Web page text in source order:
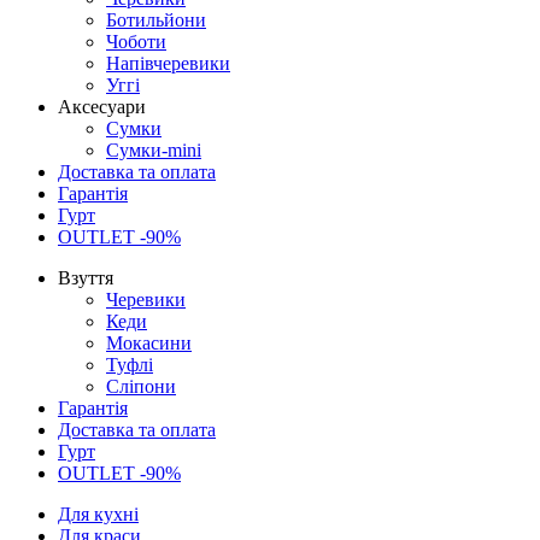
Ботильйони
Чоботи
Напівчеревики
Уггі
Аксесуари
Сумки
Сумки-mini
Доставка та оплата
Гарантія
Гурт
OUTLET -90%
Взуття
Черевики
Кеди
Мокасини
Туфлі
Сліпони
Гарантія
Доставка та оплата
Гурт
OUTLET -90%
Для кухні
Для краси